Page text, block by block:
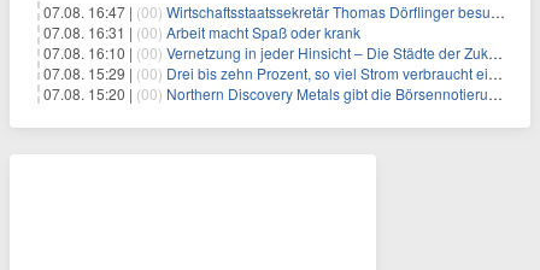
07.08. 16:47 | (00) Wirtschaftsstaatssekretär Thomas Dörflinger besucht Handwerksbetrieb im Kammerbezirk Freiburg
07.08. 16:31 | (00) Arbeit macht Spaß oder krank
07.08. 16:10 | (00) Vernetzung in jeder Hinsicht – Die Städte der Zukunft sind grün-blau
07.08. 15:29 | (00) Drei bis zehn Prozent, so viel Strom verbraucht ein Aufzug im Gebäude
07.08. 15:20 | (00) Northern Discovery Metals gibt die Börsennotierung an der Frankfurter Wertpapierbörse bekannt